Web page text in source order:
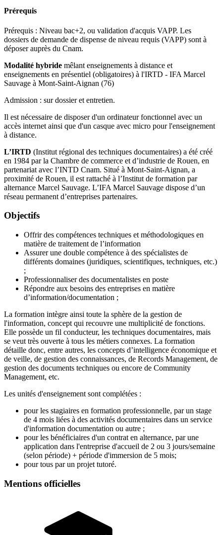
Prérequis
Prérequis : Niveau bac+2, ou validation d'acquis VAPP. Les
dossiers de demande de dispense de niveau requis (VAPP) sont à
déposer auprès du Cnam.
Modalité hybride mêlant enseignements à distance et
enseignements en présentiel (obligatoires) à l'IRTD - IFA Marcel
Sauvage à Mont-Saint-Aignan (76)
Admission : sur dossier et entretien.
Il est nécessaire de disposer d'un ordinateur fonctionnel avec un
accès internet ainsi que d'un casque avec micro pour l'enseignement
à distance.
L’IRTD (Institut régional des techniques documentaires) a été créé
en 1984 par la Chambre de commerce et d’industrie de Rouen, en
partenariat avec l’INTD Cnam. Situé à Mont-Saint-Aignan, a
proximité de Rouen, il est rattaché à l’Institut de formation par
alternance Marcel Sauvage. L’IFA Marcel Sauvage dispose d’un
réseau permanent d’entreprises partenaires.
Objectifs
Offrir des compétences techniques et méthodologiques en
matière de traitement de l’information
Assurer une double compétence à des spécialistes de
différents domaines (juridiques, scientifiques, techniques, etc.)
;
Professionnaliser des documentalistes en poste
Répondre aux besoins des entreprises en matière
d’information/documentation ;
La formation intègre ainsi toute la sphère de la gestion de
l'information, concept qui recouvre une multiplicité de fonctions.
Elle possède un fil conducteur, les techniques documentaires, mais
se veut très ouverte à tous les métiers connexes. La formation
détaille donc, entre autres, les concepts d’intelligence économique et
de veille, de gestion des connaissances, de Records Management, de
gestion des documents techniques ou encore de Community
Management, etc.
Les unités d'enseignement sont complétées :
pour les stagiaires en formation professionnelle, par un stage
de 4 mois liées à des activités documentaires dans un service
d'information documentation ou autre ;
pour les bénéficiaires d'un contrat en alternance, par une
application dans l'entreprise d'accueil de 2 ou 3 jours/semaine
(selon période) + période d'immersion de 5 mois;
pour tous par un projet tutoré.
Mentions officielles